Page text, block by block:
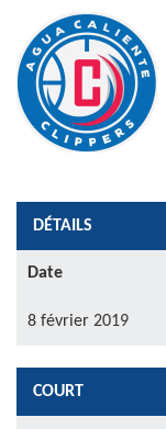
DÉTAILS
Date
8 février 2019
COURT